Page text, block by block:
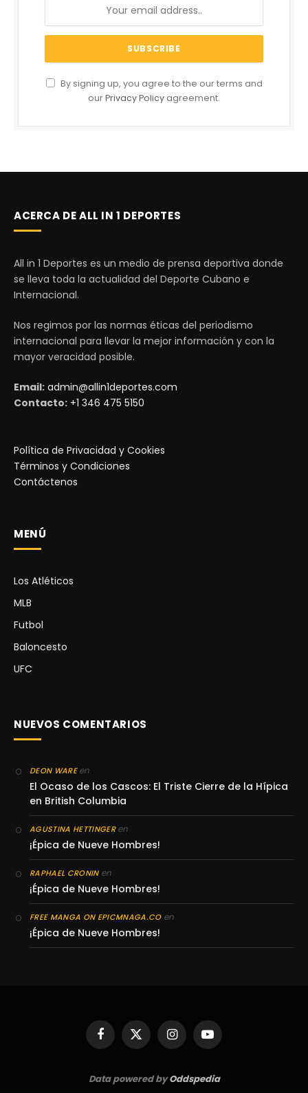
By signing up, you agree to the our terms and
ourPrivacy Policy agreement.
ACERCA DE ALL IN 1 DEPORTES
All in 1 Deportes es un medio de prensa deportiva donde
se lleva toda la actualidad del Deporte Cubano e
Internacional.
Nos regimos por las normas éticas del periodismo
internacional para llevar la mejor información y con la
mayor veracidad posible.
Email: admin@allin1deportes.com
Contacto: +1 346 475 5150
Política de Privacidad y Cookies
Términos y Condiciones
Contáctenos
MENÚ
Los Atléticos
MLB
Futbol
Baloncesto
UFC
NUEVOS COMENTARIOS
DEON WAREen
El Ocaso de los Cascos: El Triste Cierre de la Hípica
en British Columbia
AGUSTINA HETTINGERen
¡Épica de Nueve Hombres!
RAPHAEL CRONINen
¡Épica de Nueve Hombres!
FREE MANGA ON EPICMNAGA.COen
¡Épica de Nueve Hombres!
Facebook
X
(Twitter)
InstagramYouTube
Data powered byOddspedia